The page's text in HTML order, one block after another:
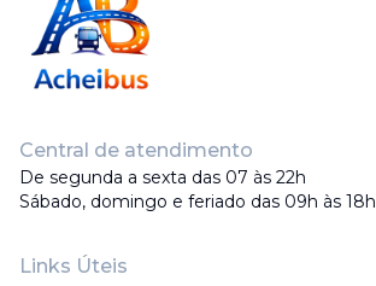
Central de atendimento
De segunda a sexta das 07 às 22h
Sábado, domingo e feriado das 09h às 18h
Links Úteis